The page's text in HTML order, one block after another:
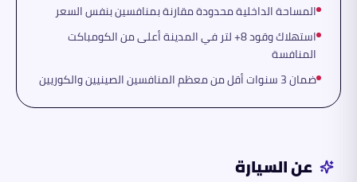
المساحة الداخلية محدودة مقارنة بمنافسين بنفس السعر
استهلاك وقود 8+ لتر في المدينة أعلى من الكومباكت
المنافسة
ضمان 3 سنوات أقل من معظم المنافسين الصينيين والكوريين
عن السيارة